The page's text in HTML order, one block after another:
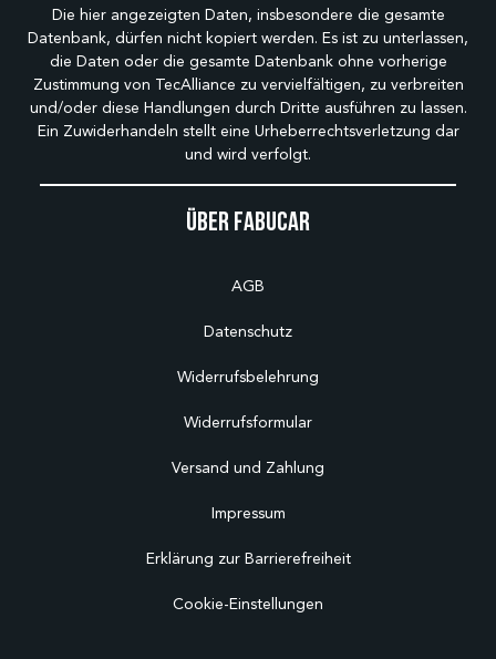
Über Fabucar
AGB
Datenschutz
Widerrufsbelehrung
Widerrufsformular
Versand und Zahlung
Impressum
Erklärung zur Barrierefreiheit
Cookie-Einstellungen
Die hier angezeigten Daten, insbesondere die gesamte
Datenbank, dürfen nicht kopiert werden. Es ist zu unterlassen,
die Daten oder die gesamte Datenbank ohne vorherige
Zustimmung von TecAlliance zu vervielfältigen, zu verbreiten
und/oder diese Handlungen durch Dritte ausführen zu lassen.
Ein Zuwiderhandeln stellt eine Urheberrechtsverletzung dar
und wird verfolgt.